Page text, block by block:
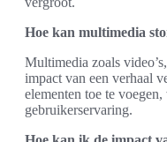
Hoe kan multimedia
Multimedia zoals
impact van een verhaal
elementen toe te
gebruikerservaring.